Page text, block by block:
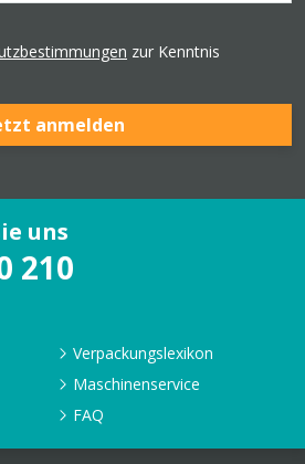
zur Kenntnis
anmelden
uns
210
Verpackungslexikon
Maschinenservice
FAQ